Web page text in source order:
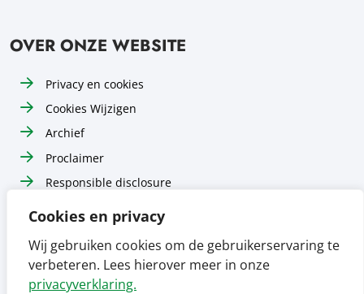
Cookies en privacy
Wij gebruiken cookies om de gebruikerservaring te
verbeteren. Lees hierover meer in onze
privacyverklaring.
OVER ONZE WEBSITE
Privacy en cookies
Cookies Wijzigen
Archief
Proclaimer
Responsible disclosure
Toegankelijkheid
Volg ons op
Instagram Volg ons op
LinkedIn